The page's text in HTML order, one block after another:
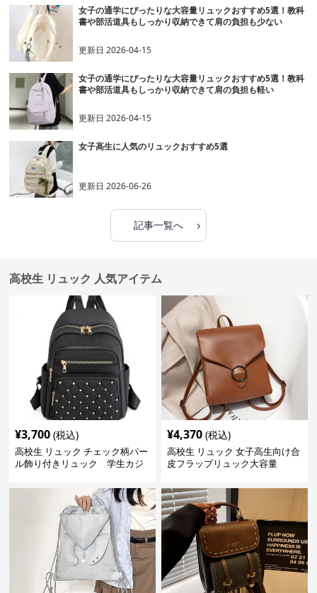
女子の通学にぴったりな大容量リュックおすすめ5選！教科
書や部活道具もしっかり収納できて肩の負担も少ない
更新日2026-04-15
女子の通学にぴったりな大容量リュックおすすめ5選！教科
書や部活道具もしっかり収納できて肩の負担も軽い
更新日2026-04-15
女子高生に人気のリュックおすすめ5選
更新日2026-06-26
記事一覧へ ›
高校生 リュック 人気アイテム
¥3,700 (税込)
高校生 リュック チェック柄パー
ル飾り付きリュック 学生カジ
¥4,370 (税込)
高校生 リュック 女子高生向け合
皮フラップリュック大容量